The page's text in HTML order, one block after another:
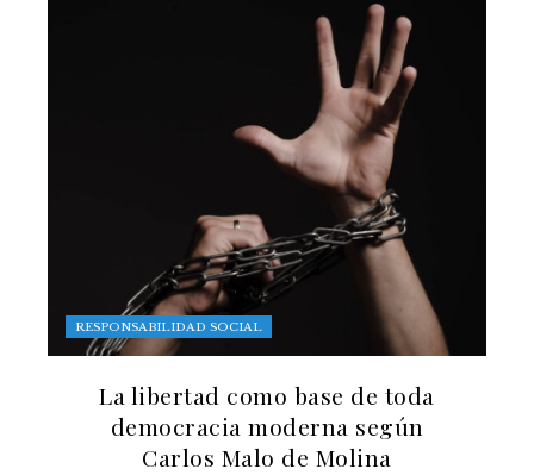
RESPONSABILIDAD SOCIAL
La libertad como base de toda
democracia moderna según
Carlos Malo de Molina